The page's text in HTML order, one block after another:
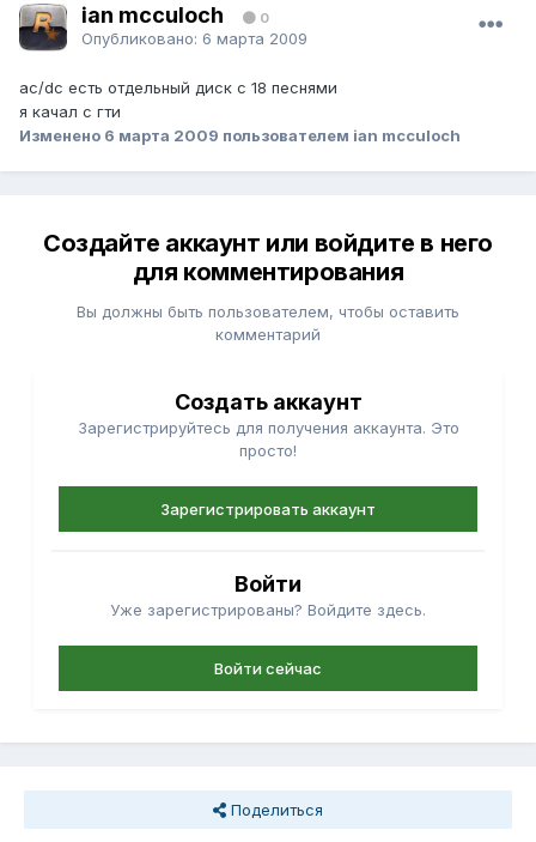
ian mcculoch 0
Опубликовано: 6 марта 2009
ac/dc есть отдельный диск с 18 песнями
я качал с гти
Изменено 6 марта 2009 пользователем ian mcculoch
Создайте аккаунт или войдите в него
для комментирования
Вы должны быть пользователем, чтобы оставить
комментарий
Создать аккаунт
Зарегистрируйтесь для получения аккаунта. Это
просто!
Зарегистрировать аккаунт
Войти
Уже зарегистрированы? Войдите здесь.
Войти сейчас
Поделиться